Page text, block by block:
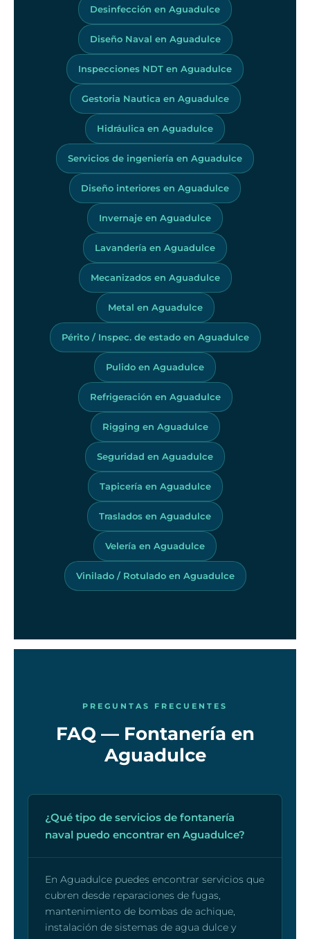
Desinfección en Aguadulce
Diseño Naval en Aguadulce
Inspecciones NDT en Aguadulce
Gestoria Nautica en Aguadulce
Hidráulica en Aguadulce
Servicios de ingeniería en Aguadulce
Diseño interiores en Aguadulce
Invernaje en Aguadulce
Lavandería en Aguadulce
Mecanizados en Aguadulce
Metal en Aguadulce
Périto / Inspec. de estado en Aguadulce
Pulido en Aguadulce
Refrigeración en Aguadulce
Rigging en Aguadulce
Seguridad en Aguadulce
Tapicería en Aguadulce
Traslados en Aguadulce
Velería en Aguadulce
Vinilado / Rotulado en Aguadulce
PREGUNTAS FRECUENTES
FAQ — Fontanería en
Aguadulce
¿Qué tipo de servicios de fontanería
naval puedo encontrar en Aguadulce?
En Aguadulce puedes encontrar servicios que
cubren desde reparaciones de fugas,
mantenimiento de bombas de achique,
instalación de sistemas de agua dulce y